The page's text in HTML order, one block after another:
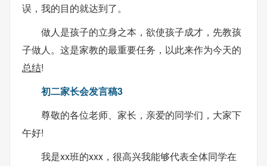
误，我的目的就达到了。
做人是孩子的立身之本，欲使孩子成才，先教孩
子做人。这是家教的最重要任务，以此来作为今天的
总结!
初二家长会发言稿3
尊敬的各位老师、家长，亲爱的同学们，大家下
午好!
我是xx班的xxx，很高兴我能够代表全体同学在